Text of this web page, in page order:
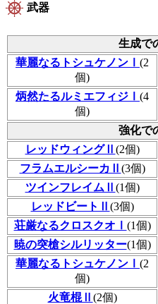
武器
生成で
華麗なるトシュケノンⅠ (2
個)
炳然たるルミエフィジⅠ (4
個)
強化で
レッドウィングⅡ (2個)
フラムエルシーカⅡ (3個)
ツインフレイムⅡ (1個)
レッドビートⅡ (3個)
荘厳なるクロスクオⅠ (1個)
暁の突槍シルリッター(1個)
華麗なるトシュケノンⅠ (2
個)
火竜棍Ⅱ (2個)